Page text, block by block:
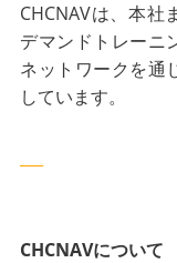
CHCNAVは、本社
デマンドトレーニ
ネットワークを通
しています。
CHCNAVについて